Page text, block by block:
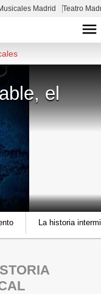
Madrid Teatro
el
La historia